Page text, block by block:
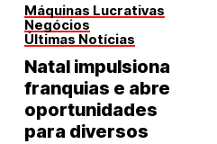
Máquinas Lucrativas
Negócios
Últimas Notícias
Natal impulsiona
franquias e abre
oportunidades
para diversos